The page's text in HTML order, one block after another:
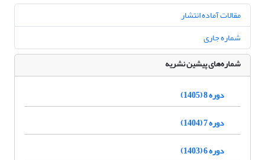
مقالات آماده انتشار
شماره جاری
شماره‌های پیشین نشریه
دوره 8 (1405)
دوره 7 (1404)
دوره 6 (1403)